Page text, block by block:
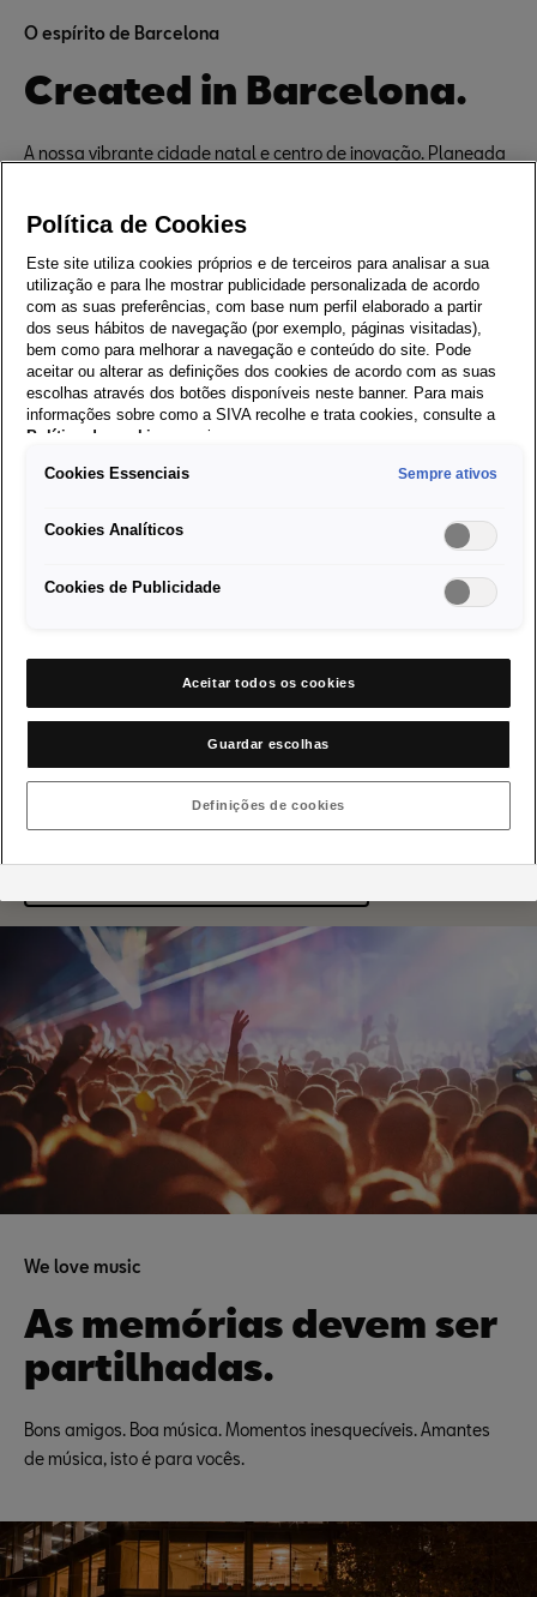
O espírito de Barcelona
Created in Barcelona.
A nossa vibrante cidade natal e centro de inovação. Planeada
para brilhar.
Design. Mais do que
beleza.
Design com ousadia. Design inteligente. Não nos contentamos
We love music
As memórias devem ser
partilhadas.
Bons amigos. Boa música. Momentos inesquecíveis. Amantes
de música, isto é para vocês.
Política de Cookies
Este site utiliza cookies próprios e de terceiros para analisar a sua
utilização e para lhe mostrar publicidade personalizada de acordo
com as suas preferências, com base num perfil elaborado a partir
dos seus hábitos de navegação (por exemplo, páginas visitadas),
bem como para melhorar a navegação e conteúdo do site. Pode
aceitar ou alterar as definições dos cookies de acordo com as suas
escolhas através dos botões disponíveis neste banner. Para mais
informações sobre como a SIVA recolhe e trata cookies, consulte a
Política de cookies
em vigor.
Cookies Essenciais Sempre ativos
Cookies Analíticos
Cookies de Publicidade
Aceitar todos os cookies
Guardar escolhas
Definições de cookies